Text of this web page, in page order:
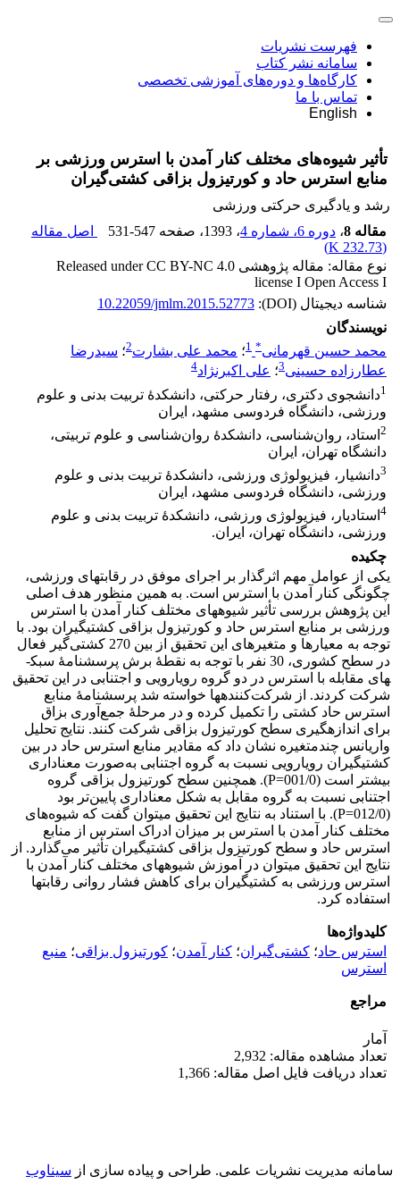
فهرست نشریات
سامانه نشر کتاب
کارگاه‌ها و دوره‌های آموزشی تخصصی
تماس با ما
English
تأثیر شیوه‌های مختلف کنار آمدن با استرس ورزشی بر
منابع استرس حاد و کورتیزول بزاقی کشتی‌گیران
رشد و یادگیری حرکتی ورزشی
مقاله 8
، دوره 6، شماره 4 ، 1393 ، صفحه 531-547
اصل مقاله
(
232.73 K
)
نوع مقاله: مقاله پژوهشی Released under CC BY-NC 4.0
license I Open Access I
شناسه دیجیتال (DOI):
10.22059/jmlm.2015.52773
نویسندگان
محمد حسین قهرمانی*
1؛ محمد علی بشارت2؛ سیدرضا
عطارزاده حسینی3؛ علی اکبرنژاد4
1دانشجوی دکتری، رفتار حرکتی، دانشکدۀ تربیت بدنی و علوم
ورزشی، دانشگاه فردوسی مشهد، ایران
2 استاد، روان‌شناسی، دانشکدۀ روان‌شناسی و علوم تربیتی،
دانشگاه تهران، ایران
3دانشیار، فیزیولوژی ورزشی، دانشکدۀ تربیت بدنی و علوم
ورزشی، دانشگاه فردوسی مشهد، ایران
4 استادیار، فیزیولوژی ورزشی، دانشکدۀ تربیت بدنی و علوم
ورزشی، دانشگاه تهران، ایران.
چکیده
یکی از عوامل مهم اثرگذار بر اجرای موفق در رقابت­های ورزشی،
چگونگی کنار آمدن با استرس است. به همین منظور هدف اصلی
این پژوهش بررسی تأثیر شیوه­های مختلف کنار آمدن با استرس
ورزشی بر منابع استرس حاد و کورتیزول بزاقی کشتی­گیران بود. با
توجه به معیارها و متغیرهای این تحقیق از بین 270 کشتی‌گیر فعال
در سطح کشوری، 30 نفر با توجه به نقطۀ برش پرسشنامۀ سبک­
های مقابله با استرس در دو گروه رویارویی و اجتنابی در این تحقیق
شرکت کردند. از شرکت‌کننده­ها خواسته شد پرسشنامۀ منابع
استرس حاد کشتی را تکمیل کرده و در مرحلۀ جمع‌آوری بزاق
برای اندازه­گیری سطح کورتیزول بزاقی شرکت کنند. نتایج تحلیل
واریانس چندمتغیره نشان داد که مقادیر منابع استرس حاد در بین
کشتی­گیران رویارویی نسبت به گروه اجتنابی به‌صورت معنا­داری
بیشتر است (001/0=P). همچنین سطح کورتیزول بزاقی گروه
اجتنابی نسبت به گروه مقابل به شکل معنا­داری پایین‌تر بود
(012/0=P). با استناد به نتایج این تحقیق می­توان گفت که شیوه‌های
مختلف کنار آمدن با استرس بر میزان ادراک استرس از منابع
استرس حاد و سطح کورتیزول بزاقی کشتی­گیران تأثیر می‌گذارد. از
نتایج این تحقیق می­توان در آموزش شیوه­های مختلف کنار آمدن با
استرس ورزشی به کشتی­­گیران برای کاهش فشار روانی رقابت­ها
استفاده کرد.
کلیدواژه‌ها
استرس حاد؛ کشتی‌گیران؛ کنار آمدن؛ کورتیزول بزاقی؛ منبع
استرس
مراجع
آمار
تعداد مشاهده مقاله: 2,932
تعداد دریافت فایل اصل مقاله: 1,366
سامانه مدیریت نشریات علمی. طراحی و پیاده سازی از سیناوب